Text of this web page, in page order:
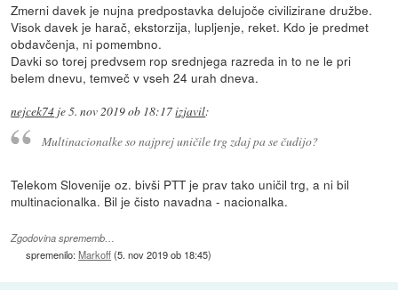
Zmerni davek je nujna predpostavka delujoče civilizirane družbe.
Visok davek je harač, ekstorzija, lupljenje, reket. Kdo je predmet
obdavčenja, ni pomembno.
Davki so torej predvsem rop srednjega razreda in to ne le pri
belem dnevu, temveč v vseh 24 urah dneva.
nejcek74 je5. nov 2019 ob 18:17izjavil:
Multinacionalke so najprej uničile trg zdaj pa se čudijo?
Telekom Slovenije oz. bivši PTT je prav tako uničil trg, a ni bil
multinacionalka. Bil je čisto navadna - nacionalka.
Zgodovina sprememb…
spremenilo:Markoff(5. nov 2019 ob 18:45)